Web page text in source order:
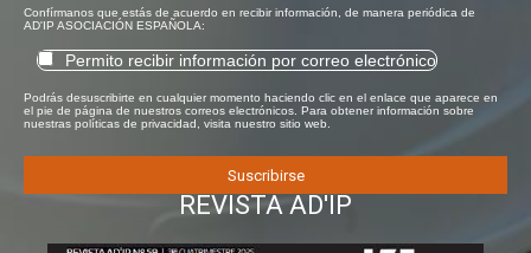
Confírmanos que estás de acuerdo en recibir información, de manera periódica de
AD'IP ASOCIACIÓN ESPAÑOLA:
Permito recibir información por correo electrónico
Podrás desuscribirte en cualquier momento haciendo clic en el enlace que aparece en
el pie de página de nuestros correos electrónicos. Para obtener información sobre
nuestras políticas de privacidad, visita nuestro sitio web.
REVISTA AD'IP